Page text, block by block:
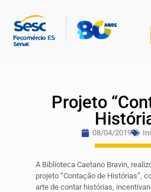
Projeto
08/04/2019
A Biblioteca Caetano Bravin,
projeto “Contação de Histórias”,
arte de contar histórias,